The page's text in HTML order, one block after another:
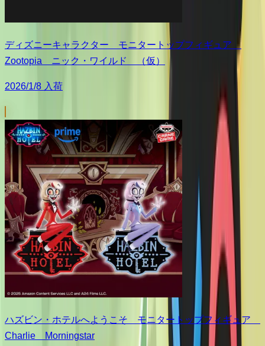
ディズニーキャラクター モニタートップフィギュア
Zootopia ニック・ワイルド （仮）
2026/1/8 入荷
ハズビン・ホテルへようこそ モニタートップフィギュア
Charlie Morningstar